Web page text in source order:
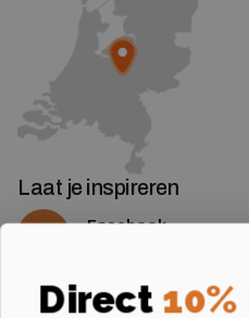
Laat je inspireren
Facebook
Instagram
Volg ons op Instagram
Direct